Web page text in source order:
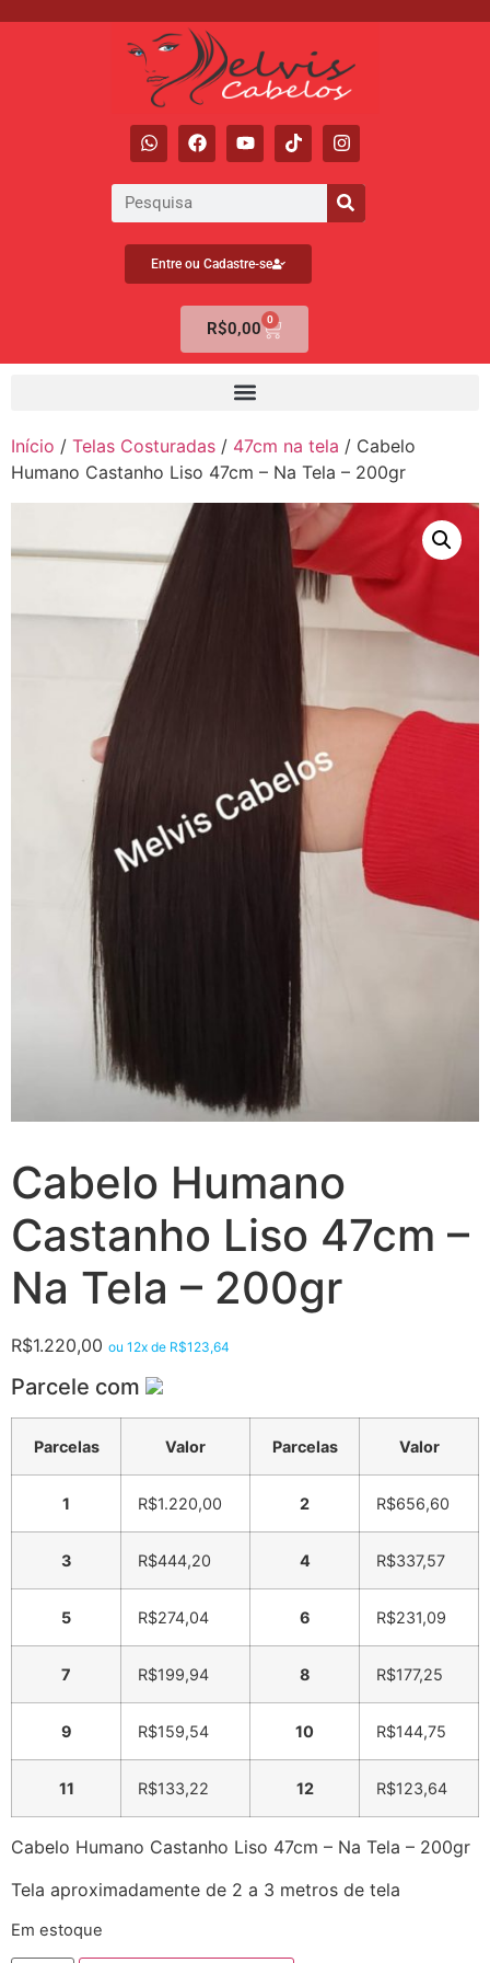
Entre ou Cadastre-se
R$0,00 0
Início / Telas Costuradas / 47cm na tela / Cabelo
Humano Castanho Liso 47cm – Na Tela – 200gr
Cabelo Humano
Castanho Liso 47cm –
Na Tela – 200gr
R$1.220,00 ou 12x de R$123,64
Parcele com
Parcelas Valor Parcelas Valor
1 R$1.220,00 2 R$656,60
3 R$444,20 4 R$337,57
5 R$274,04 6 R$231,09
7 R$199,94 8 R$177,25
9 R$159,54 10 R$144,75
11 R$133,22 12 R$123,64
Cabelo Humano Castanho Liso 47cm – Na Tela – 200gr
Tela aproximadamente de 2 a 3 metros de tela
Em estoque